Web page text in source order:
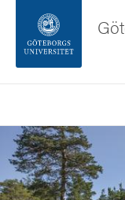
Sidfoten
Om webbplatsen
Bild